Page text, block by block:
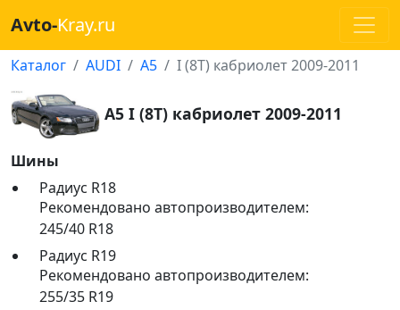
Avto-Kray.ru
Каталог AUDI A5 I (8T) кабриолет 2009-2011
A5 I (8T) кабриолет 2009-2011
Шины
Радиус R18
Рекомендовано автопроизводителем:
245/40 R18
Радиус R19
Рекомендовано автопроизводителем:
255/35 R19